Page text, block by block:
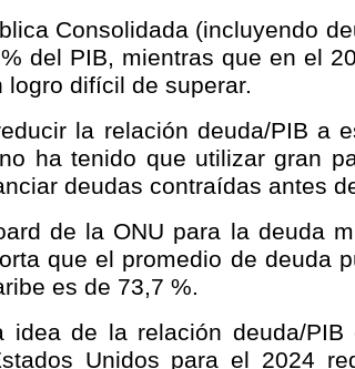
Consolidada (incluyendo
del PIB, mientras que en el
logro difícil de superar.
la relación deuda/PIB a
ha tenido que utilizar gran
deudas contraídas antes
de la ONU para la deuda
que el promedio de deuda
es de 73,7 %.
idea de la relación deuda/
Unidos para el 2024